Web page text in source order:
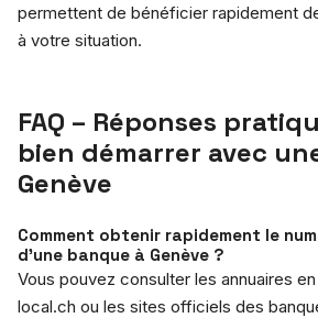
permettent de bénéficier rapidement
à votre situation.
FAQ – Réponses
bien démarrer avec
Genève
Comment obtenir rapidement le
d’une banque à Genève ?
Vous pouvez consulter les annuaires
local.ch ou les sites officiels des